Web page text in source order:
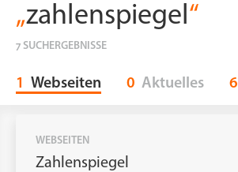
„zahlenspiegel“
7 SUCHERGEBNISSE
WEBSEITEN
Zahlenspiegel
1 Webseiten 0 Aktuelles 6